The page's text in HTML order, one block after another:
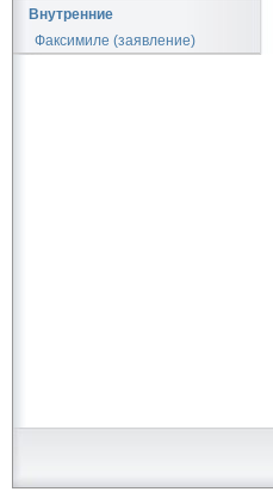
Внутренние
Факсимиле (заявление)